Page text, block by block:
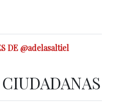
DE @adelasaltiel